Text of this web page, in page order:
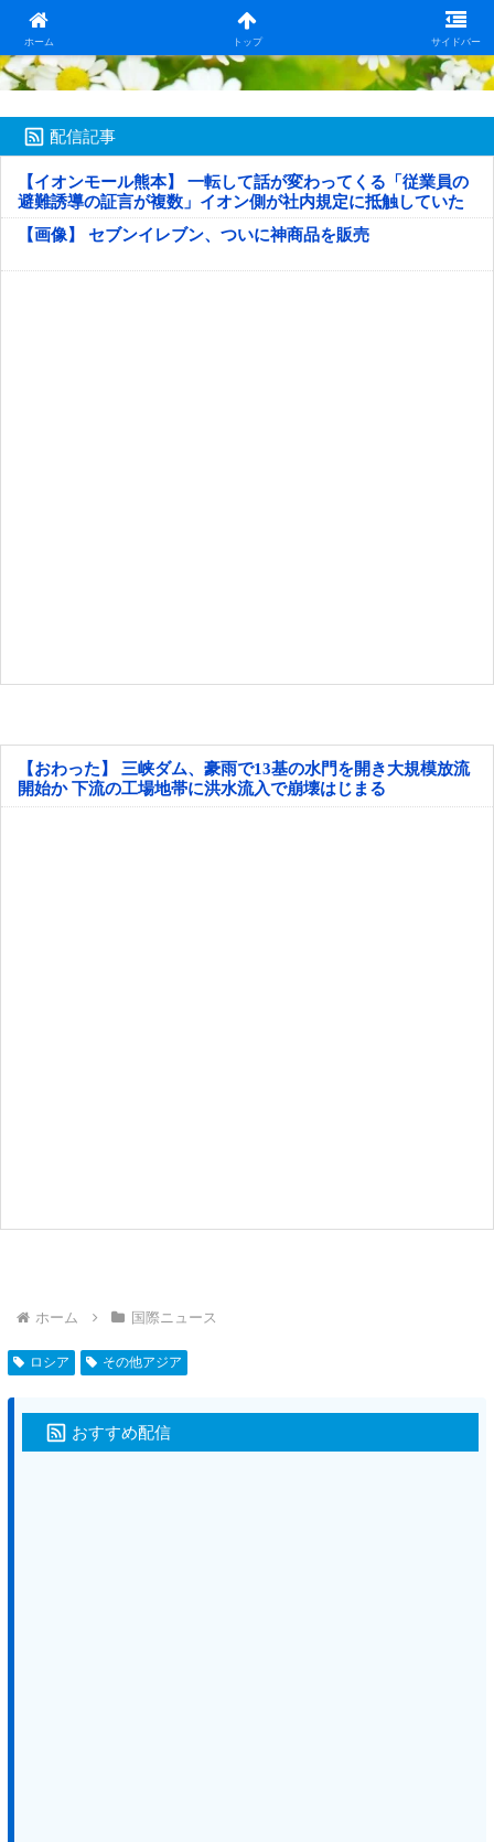
ホーム トップ サイドバー
日本第一！ニュース録
配信記事
【イオンモール熊本】 一転して話が変わってくる「従業員の
避難誘導の証言が複数」イオン側が社内規定に抵触していた
疑い
【画像】 セブンイレブン、ついに神商品を販売
【おわった】 三峡ダム、豪雨で13基の水門を開き大規模放流
開始か 下流の工場地帯に洪水流入で崩壊はじまる
ホーム 国際ニュース
ロシア その他アジア
おすすめ配信